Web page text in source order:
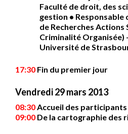
Faculté de droit, des
gestion • Responsable
de Recherches Actions
Criminalité Organisée)
Université de
17:30 Fin du premier jour
Vendredi 29 mars 2013
08:30Accueil des participants
09:00 De la cartographie des